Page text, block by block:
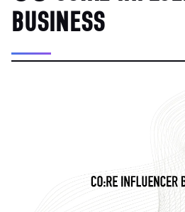
BUSINESS